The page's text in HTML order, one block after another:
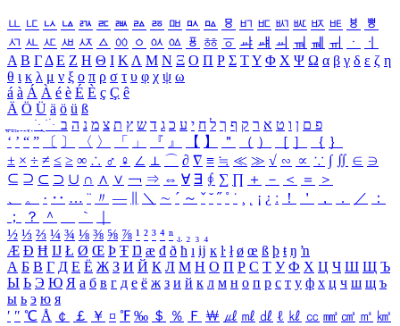
ㅥ ㅦ ㅧ ㅨ ㅩ ㅪ ㅫ ㅬ ㅭ ㅮ ㅯ ㅰ ㅱ ㅲ ㅳ ㅴ ㅵ ㅶ ㅷ ㅸ
ㅹ
ㅺ ㅻ ㅼ ㅽ ㅾ ㅿ ㆀ ㆁ ㆂ ㆃ ㆄ ㆅ ㆆ ㆇ ㆈ ㆉ ㆊ ㆋ ㆌ ㆍ
ㆎ
Α Β ΓΔ Ε Ζ Η Θ Ι ΚΛ Μ Ν Ξ Ο Π Ρ Σ ΤΥ Φ Χ Ψ Ω α β γ δ ε ζ η
θ ι κ λ μ ν ξ ο π ρ σ τ υ φ χ ψ ω
á à Á À é è É È ç Ç ê
Ä Ö Ü ä ö ü ß
ִֶֹ ֻּ ׁׂ פ ם ן ו ט א ר ק ף ך ל ח י ע כ ג ד ש ץ ת צ מ נ ה ב
‘ ’ “ ” 〔 〕 〈 〉 「 」 『 』 【 】 ＂ （ ） ［ ］ ｛ ｝
± × ÷ ≠ ≤ ≥ ∞ ∴ ♂ ♀ ∠ ⊥ ⌒ ∂ ∇ ≡ ≒ ≪ ≫ √ ∽ ∝ ∵ ∫ ∬ ∈ ∋
⊆ ⊇ ⊂ ⊃ ∪ ∩ ∧ ∨ ￢ ⇒ ⇔ ∀ ∃ ∮ ∑ ∏ ＋ － ＜ ＝
＞
、
。 · ‥ … ¨ 〃 ― ＼ ∼ ´ ～ ˇ ˘ ˝ ˚ ˙ ¸ ¡ ¿ ː ！ ＇ ， ． ／
：
；
？ ＾ ｀
½ ⅓ ⅔ ¼ ¾ ⅛ ⅜ ⅝ ⅞ ¹ ² ³ ⁴ ⁿ ₁ ₂ ₃ ₄
Æ Ð Ħ Ĳ Ł Ø Œ Þ Ŧ Ŋ æ đ ð ħ ı ĳ ĸ ŀ ł ø œ ß þ ŧ ŋ ŉ
А Б В Г Д Е Ё Ж З И Й К Л М Н О П Р С Т У Ф Х Ц Ч Ш Щ Ъ
Ы Ь Э Ю Я а б в г д е ё ж з и й к л м н о п р с т у ф х ц ч ш щ ъ
ы ь э ю я
′ ″ ℃ Å ￠ ￡ ￥ ¤ ℉ ‰ ＄ ％ Ｆ ￦ ㎕ ㎖ ㎗ ℓ ㎘ ㏄ ㎣ ㎤ ㎥ ㎦